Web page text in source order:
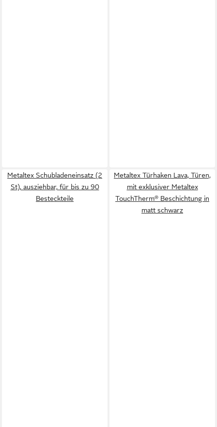
Metaltex Schubladeneinsatz (2
St), ausziehbar, für bis zu 90
Besteckteile
Metaltex Türhaken Lava, Türen,
mit exklusiver Metaltex
TouchTherm® Beschichtung in
matt schwarz